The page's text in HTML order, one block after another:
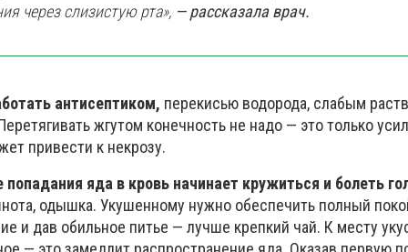
через слизистую рта», — рассказала врач.
антисептиком, перекисью водорода, слабым
жгутом конечность не надо — это только
привести к некрозу.
яда в кровь начинает кружиться и болеть
одышка. Укушенному нужно обеспечить полный
и дав обильное питье — лучше крепкий чай. К месту